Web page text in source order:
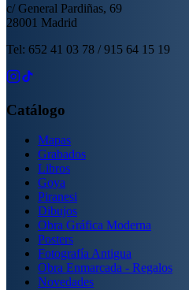
c/ General Pardiñas, 69
28001 Madrid
Tel: 652 41 03 78 / 915 64 15 19
Catálogo
Mapas
Grabados
Libros
Goya
Piranesi
Dibujos
Obra Gráfica Moderna
Posters
Fotografía Antigua
Obra Enmarcada - Regalos
Novedades